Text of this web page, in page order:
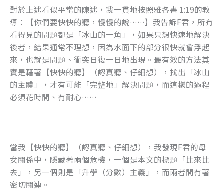
對於上述看似平常的陳述，我一貫地按照雅各書 1:19的教
導：【你們要快快的聽，慢慢的說……】我告訴F君，所有
看得見的問題都是「冰山的一角」，如果只想快速地解決
後者，結果通常不理想，因為水面下的部分很快就會浮起
來，也就是問題、衝突日復一日地出現。最有效的方法其
實是藉著【快快的聽】（認真聽、仔細想），找出「冰山
的主體」，才有可能「完整地」解決問題，而這樣的過程
必須花時間、有耐心……
當我【快快的聽】（認真聽、仔細想），我發現F君的母
女關係中，隱藏著兩個危機，一個是本文的標題「比來比
去」，另一個則是「升學（分數）主義」，而兩者間有著
密切關連。